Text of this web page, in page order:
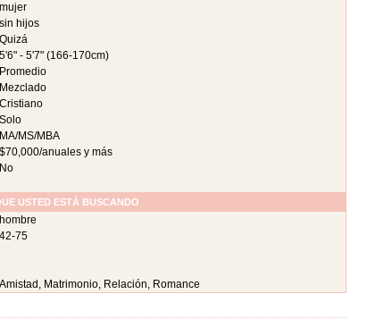
mujer
sin hijos
Quizá
5'6" - 5'7" (166-170cm)
Promedio
Mezclado
Cristiano
Solo
MA/MS/MBA
$70,000/anuales y más
No
USTED ESTÁ BUSCANDO
hombre
42-75
Amistad, Matrimonio, Relación, Romance